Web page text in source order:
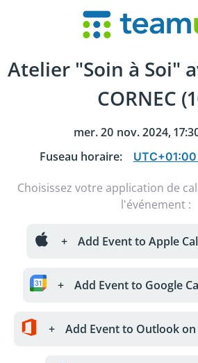
Atelier "Soin à Soi"
CORNEC
mer. 20 nov. 2024,
Fuseau horaire:
Choisissez votre application de
l'événement :
+ Add Event to Apple
+ Add Event to Google
+ Add Event to Outlook